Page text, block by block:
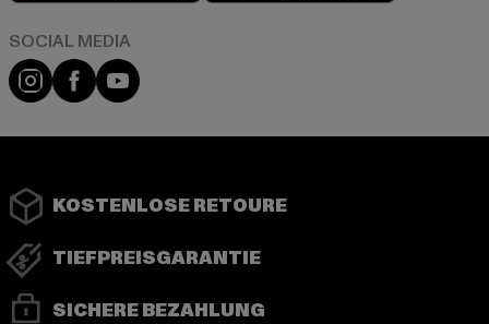
Instagram
FacebookYouTube
KOSTENLOSE RETOURE
TIEFPREISGARANTIE
SICHERE BEZAHLUNG